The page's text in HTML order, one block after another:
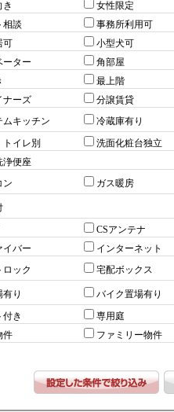
き 女性限定
相談
事務所利用可
小型犬可
ーター 角部屋
最上階
ナーズ
分譲賃貸
ムキッチン 冷蔵庫有り
トイレ別 洗面化粧台独立
浄便座
ン ガス暖房
CSアンテナ
イバー
インターネット
ロック 宅配ボックス
有り バイク置場有り
付き 専用庭
件
ファミリー物件